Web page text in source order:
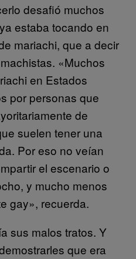
desafió muchos
estaba tocando en
mariachi, que a decir
«Muchos
en Estados
por personas que
de
suelen tener una
Por eso no veían
el escenario o
y mucho menos
gay», recuerda.
sus malos tratos. Y
que era